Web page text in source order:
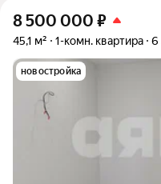
8 500 000 ₽
45,1 м² 1-комн. квартира 6
новостройка